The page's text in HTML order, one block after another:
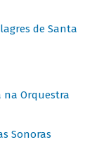
de Santa
na Orquestra
Sonoras